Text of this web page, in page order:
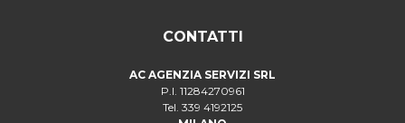
CONTATTI
AC AGENZIA SERVIZI SRL
P.I. 11284270961
Tel. 339 4192125